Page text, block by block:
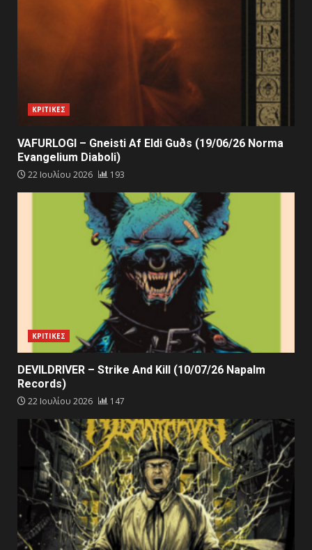
ΚΡΙΤΙΚΕΣ
VAFURLOGI – Gneisti Af Eldi Guðs (19/06/26 Norma
Evangelium Diaboli)
22 Ιουλίου 2026 193
ΚΡΙΤΙΚΕΣ
DEVILDRIVER – Strike And Kill (10/07/26 Napalm
Records)
22 Ιουλίου 2026 147